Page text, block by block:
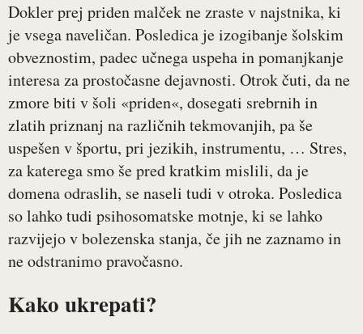
Dokler prej priden malček ne zraste v najstnika, ki
je vsega naveličan. Posledica je izogibanje šolskim
obveznostim, padec učnega uspeha in pomanjkanje
interesa za prostočasne dejavnosti. Otrok čuti, da ne
zmore biti v šoli «priden«, dosegati srebrnih in
zlatih priznanj na različnih tekmovanjih, pa še
uspešen v športu, pri jezikih, instrumentu, … Stres,
za katerega smo še pred kratkim mislili, da je
domena odraslih, se naseli tudi v otroka. Posledica
so lahko tudi psihosomatske motnje, ki se lahko
razvijejo v bolezenska stanja, če jih ne zaznamo in
ne odstranimo pravočasno.
Kako ukrepati?